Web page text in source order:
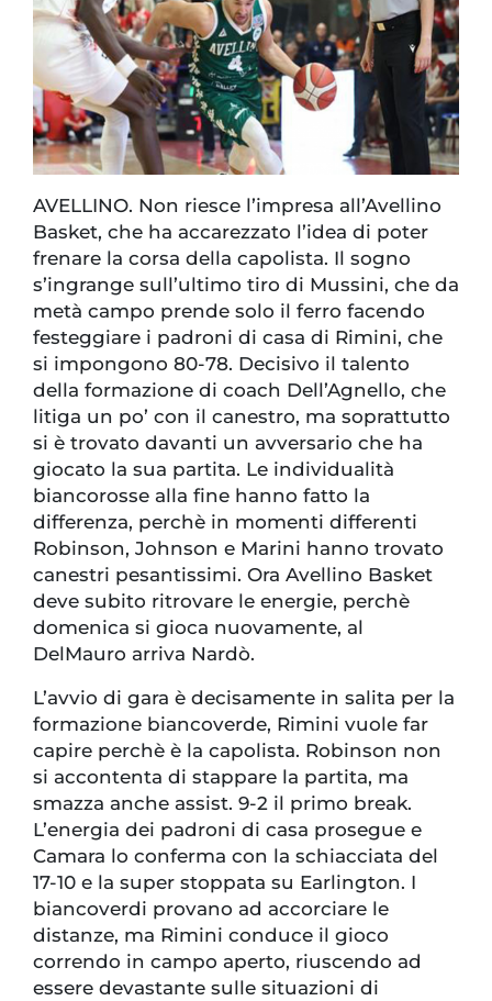
AVELLINO. Non riesce l’impresa all’Avellino
Basket, che ha accarezzato l’idea di poter
frenare la corsa della capolista. Il sogno
s’ingrange sull’ultimo tiro di Mussini, che da
metà campo prende solo il ferro facendo
festeggiare i padroni di casa di Rimini, che
si impongono 80-78. Decisivo il talento
della formazione di coach Dell’Agnello, che
litiga un po’ con il canestro, ma soprattutto
si è trovato davanti un avversario che ha
giocato la sua partita. Le individualità
biancorosse alla fine hanno fatto la
differenza, perchè in momenti differenti
Robinson, Johnson e Marini hanno trovato
canestri pesantissimi. Ora Avellino Basket
deve subito ritrovare le energie, perchè
domenica si gioca nuovamente, al
DelMauro arriva Nardò.
L’avvio di gara è decisamente in salita per la
formazione biancoverde, Rimini vuole far
capire perchè è la capolista. Robinson non
si accontenta di stappare la partita, ma
smazza anche assist. 9-2 il primo break.
L’energia dei padroni di casa prosegue e
Camara lo conferma con la schiacciata del
17-10 e la super stoppata su Earlington. I
biancoverdi provano ad accorciare le
distanze, ma Rimini conduce il gioco
correndo in campo aperto, riuscendo ad
essere devastante sulle situazioni di